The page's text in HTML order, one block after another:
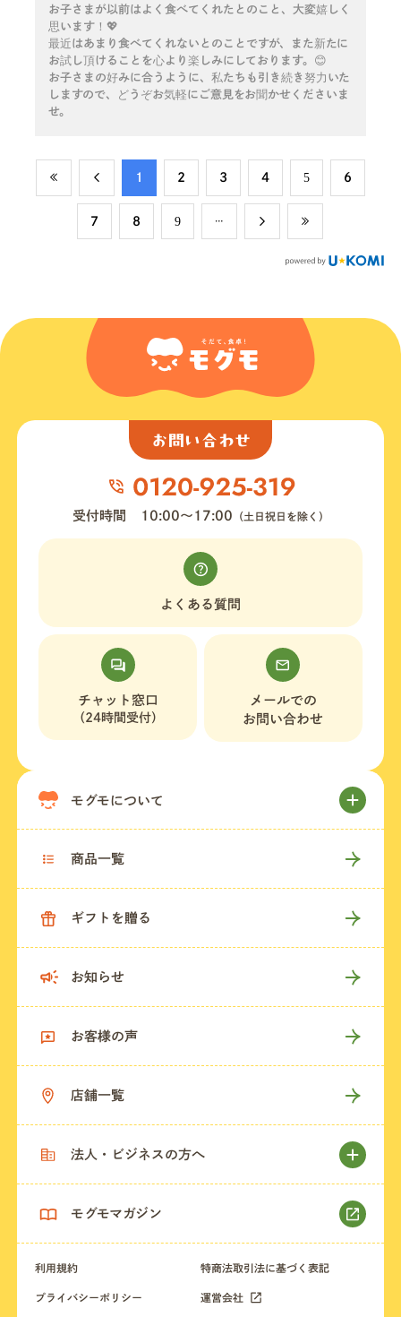
お子さまが以前はよく食べてくれたとのこと、大変嬉しく
思います！💖
最近はあまり食べてくれないとのことですが、また新たに
お試し頂けることを心より楽しみにしております。😊
お子さまの好みに合うように、私たちも引き続き努力いた
しますので、どうぞお気軽にご意見をお聞かせくださいま
せ。
​1 ​2 ​3 ​4 ​5 ​6
​7 ​8 ​9
お問い合わせ
受付時間 10:00〜17:00 （土日祝日を除く）
よくある質問
チャット窓口
（24時間受付）
メールでの
お問い合わせ
モグモについて
商品一覧
ギフトを贈る
お知らせ
お客様の声
店舗一覧
法人・ビジネスの方へ
モグモマガジン
利用規約 特商法取引法に基づく表記
プライバシーポリシー 運営会社